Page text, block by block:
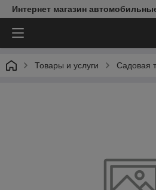
Интернет магазин
Товары и услуги Садовая